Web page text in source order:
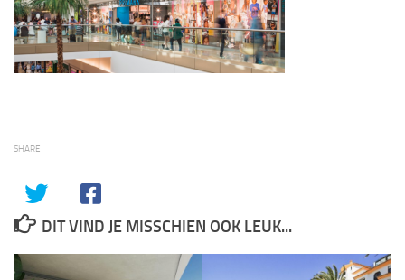
SHARE
DIT VIND JE MISSCHIEN OOK LEUK...